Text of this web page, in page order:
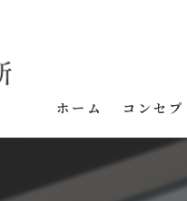
ホーム コンセプ